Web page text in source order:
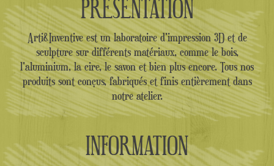
PRÉSENTATION
Arti&Inventive est un laboratoire d'impression 3D et de
sculpture sur différents matériaux, comme le bois,
l'aluminium, la cire, le savon et bien plus encore. Tous nos
produits sont conçus, fabriqués et finis entièrement dans
notre atelier.
INFORMATION